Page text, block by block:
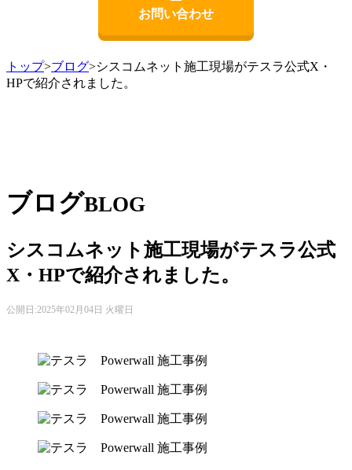
お問い合わせ
トップ>ブログ>シスコムネット施工現場がテスラ公式X・
HPで紹介されました。
ブログBLOG
シスコムネット施工現場がテスラ公式
X・HPで紹介されました。
公開日:2025年02月04日 火曜日